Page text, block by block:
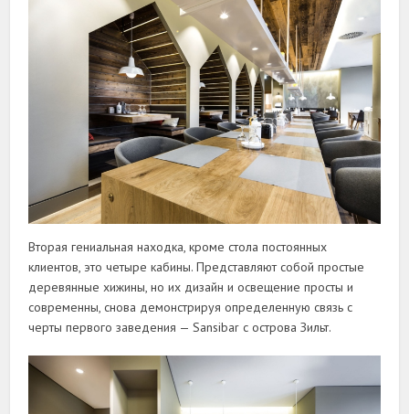
Вторая гениальная находка, кроме стола постоянных
клиентов, это четыре кабины. Представляют собой простые
деревянные хижины, но их дизайн и освещение просты и
современны, снова демонстрируя определенную связь с
черты первого заведения — Sansibar с острова Зильт.